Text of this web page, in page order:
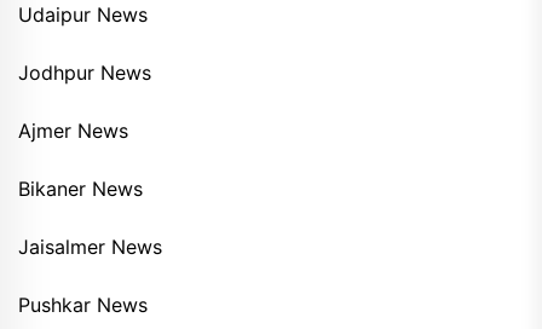
Udaipur News
Jodhpur News
Ajmer News
Bikaner News
Jaisalmer News
Pushkar News